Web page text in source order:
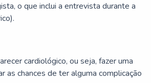
o que inclui a entrevista durante a
cardiológico, ou seja, fazer uma
as chances de ter alguma complicação